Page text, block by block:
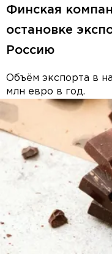
Финская
остановке
Россию
Объём экспорта в
млн евро в год.